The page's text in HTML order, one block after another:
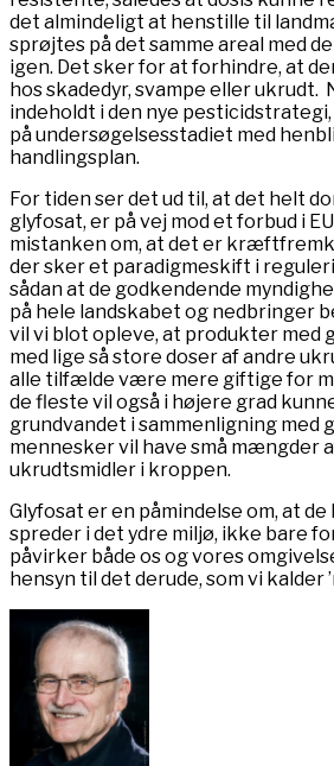
det almindeligt at henstille til
sprøjtes på det samme areal med
igen. Det sker for at forhindre, at
hos skadedyr, svampe eller ukrudt.
indeholdt i den nye
på undersøgelsesstadiet med
handlingsplan.
For tiden ser det ud til, at det helt
glyfosat, er på vej mod et forbud i
mistanken om, at det er
der sker et paradigmeskift i
sådan at de godkendende
på hele landskabet og nedbringer
vil vi blot opleve, at produkter med
med lige så store doser af andre
alle tilfælde være mere giftige for
de fleste vil også i højere grad
grundvandet i sammenligning med
mennesker vil have små mængder
ukrudtsmidler i kroppen.
Glyfosat er en påmindelse om, at
spreder i det ydre miljø, ikke bare
påvirker både os og vores
hensyn til det derude, som vi kalder